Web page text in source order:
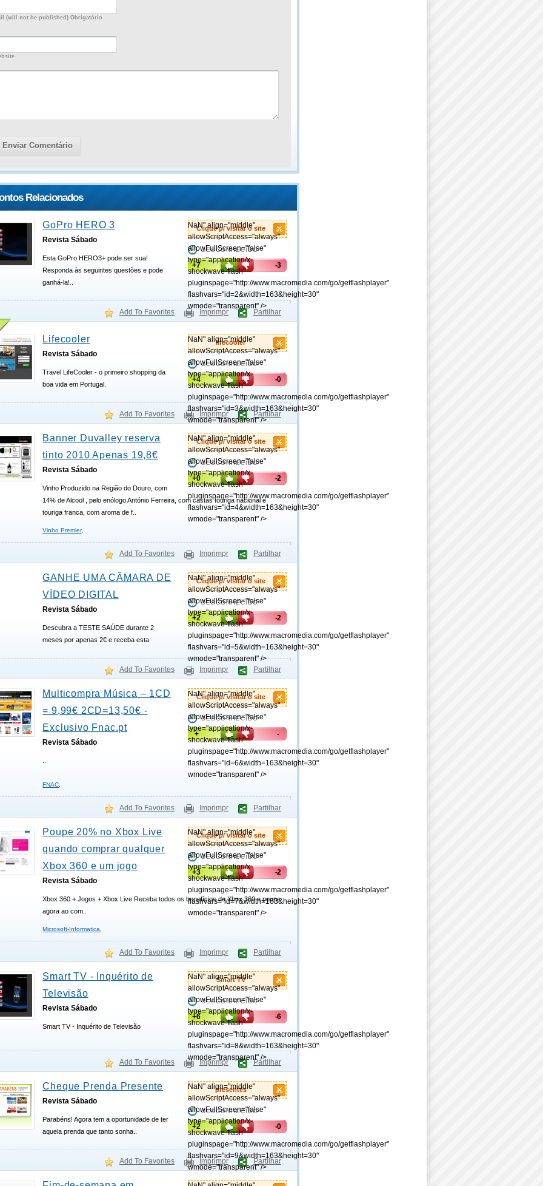
(will not be published) Obrigatório
Relacionados
Clique p/ visitar o site
NaN" align="middle"
allowScriptAccess="always"
allowFullScreen="false"
type="application/x-
shockwave-flash"
pluginspage="http://www.macromedia.com/go/getflashplayer"
flashvars="id=2&width=163&height=30"
wmode="transparent" />
DESCONHECIDO
+7 -3
GoPro HERO 3
Revista Sábado
Esta GoPro HERO3+ pode ser sua!
Responda às seguintes questões e pode
ganhá-la!..
Add To Favorites Imprimpr Partilhar
lifecooler
NaN" align="middle"
allowScriptAccess="always"
allowFullScreen="false"
type="application/x-
shockwave-flash"
pluginspage="http://www.macromedia.com/go/getflashplayer"
flashvars="id=3&width=163&height=30"
wmode="transparent" />
DESCONHECIDO
+4 -0
Lifecooler
Revista Sábado
Travel LifeCooler - o primeiro shopping da
boa vida em Portugal.
Add To Favorites Imprimpr Partilhar
Clique p/ visitar o site
NaN" align="middle"
allowScriptAccess="always"
allowFullScreen="false"
type="application/x-
shockwave-flash"
pluginspage="http://www.macromedia.com/go/getflashplayer"
flashvars="id=4&width=163&height=30"
wmode="transparent" />
DESCONHECIDO
+0 -2
Banner Duvalley reserva
tinto 2010 Apenas 19,8€
Revista Sábado
Vinho Produzido na Região do Douro, com
14% de Alcool , pelo enólogo António Ferreira, com castas touriga nacional e
touriga franca, com aroma de f..
Vinho Premier,
Add To Favorites Imprimpr Partilhar
Clique p/ visitar o site
NaN" align="middle"
allowScriptAccess="always"
allowFullScreen="false"
type="application/x-
shockwave-flash"
pluginspage="http://www.macromedia.com/go/getflashplayer"
flashvars="id=5&width=163&height=30"
wmode="transparent" />
DESCONHECIDO
+2 -2
GANHE UMA CÂMARA DE
VÍDEO DIGITAL
Revista Sábado
Descubra a TESTE SAÚDE durante 2
meses por apenas 2€ e receba esta
Add To Favorites Imprimpr Partilhar
Clique p/ visitar o site
NaN" align="middle"
allowScriptAccess="always"
allowFullScreen="false"
type="application/x-
shockwave-flash"
pluginspage="http://www.macromedia.com/go/getflashplayer"
flashvars="id=6&width=163&height=30"
wmode="transparent" />
DESCONHECIDO
+ -
Multicompra Música – 1CD
= 9,99€ 2CD=13,50€ -
Exclusivo Fnac.pt
Revista Sábado
FNAC
Add To Favorites Imprimpr Partilhar
Clique p/ visitar o site
NaN" align="middle"
allowScriptAccess="always"
allowFullScreen="false"
type="application/x-
shockwave-flash"
pluginspage="http://www.macromedia.com/go/getflashplayer"
flashvars="id=7&width=163&height=30"
wmode="transparent" />
DESCONHECIDO
+3 -2
Poupe 20% no Xbox Live
quando comprar qualquer
Xbox 360 e um jogo
Revista Sábado
Xbox 360 + Jogos + Xbox Live Receba todos os benefícios da Xbox 360 e poupe
agora ao com..
Microsoft-Informatica
Add To Favorites Imprimpr Partilhar
Smart TV
NaN" align="middle"
allowScriptAccess="always"
allowFullScreen="false"
type="application/x-
shockwave-flash"
pluginspage="http://www.macromedia.com/go/getflashplayer"
flashvars="id=8&width=163&height=30"
wmode="transparent" />
DESCONHECIDO
+6 -6
Smart TV - Inquérito de
Televisão
Revista Sábado
Smart TV - Inquérito de Televisão
Add To Favorites Imprimpr Partilhar
presentes
NaN" align="middle"
allowScriptAccess="always"
allowFullScreen="false"
type="application/x-
shockwave-flash"
pluginspage="http://www.macromedia.com/go/getflashplayer"
flashvars="id=9&width=163&height=30"
wmode="transparent" />
DESCONHECIDO
+2 -0
Cheque Prenda Presente
Revista Sábado
Parabéns! Agora tem a oportunidade de ter
aquela prenda que tanto sonha..
Add To Favorites Imprimpr Partilhar